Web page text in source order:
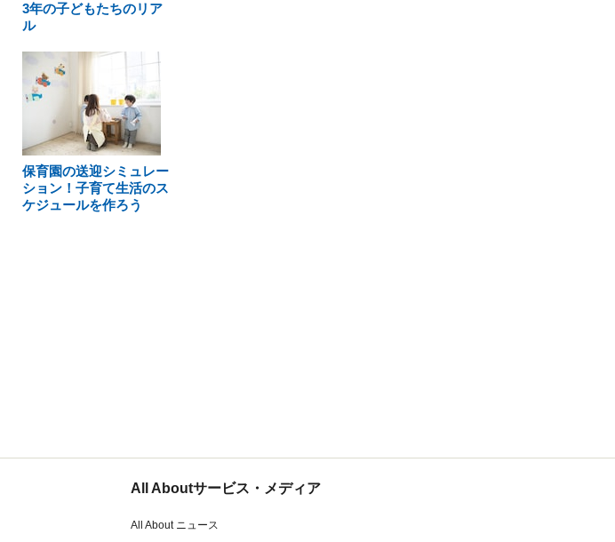
3年の子どもたちのリア
ル
保育園の送迎シミュレー
ション！子育て生活のス
ケジュールを作ろう
All Aboutサービス・メディア
All About ニュース